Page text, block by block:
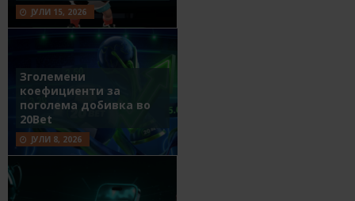
ЈУЛИ 15, 2026
Зголемени
коефициенти за
поголема добивка во
20Bet
ЈУЛИ 8, 2026